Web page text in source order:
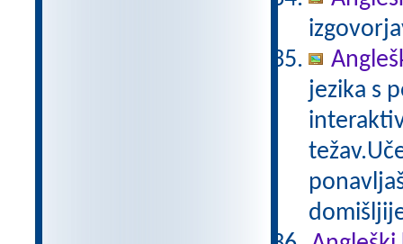
jezika s